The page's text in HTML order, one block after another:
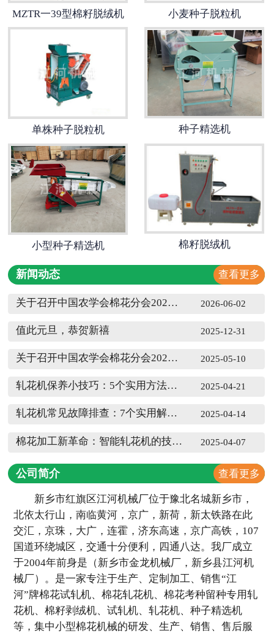
MZTR一39型棉籽脱绒机 小麦种子脱粒机
单株种子脱粒机 种子精选机
小型种子精选机 棉籽脱绒机
新闻动态 查看更多
2026-06-02
关于召开中国农学会棉花分会2026年年会的通知
2025-12-31
值此元旦，恭贺新禧
2025-05-10
关于召开中国农学会棉花分会2025年年会的通知
2025-04-21
轧花机保养小技巧：5个实用方法助您延长设备使用周期
2025-04-14
轧花机常见故障排查：7个实用解决方案
2025-04-07
棉花加工新革命：智能轧花机的技术赋能与行业影响
公司简介 查看更多
新乡市红旗区江河机械厂位于豫北名城新乡市，
北依太行山，南临黄河，京广，新荷，新太铁路在此
交汇，京珠，大广，连霍，济东高速，京广高铁，107
国道环绕城区，交通十分便利，四通八达。我厂成立
于2004年前身是（新乡市金龙机械厂，新乡县江河机
械厂）。是一家专注于生产、定制加工、销售“江
河”牌棉花试轧机、棉花轧花机、棉花考种留种专用轧
花机、棉籽剥绒机、试轧机、轧花机、种子精选机
等，集中小型棉花机械的研发、生产、销售、售后服